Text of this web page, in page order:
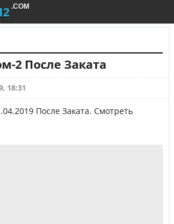
.COM
2 После Заката
18:31
После Заката. Смотреть